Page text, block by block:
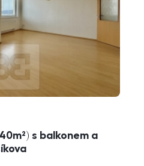
s balkonem a